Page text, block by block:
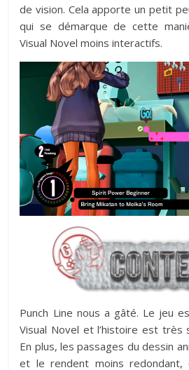
de vision. Cela apporte un petit
qui se démarque de cette
Visual Novel moins interactifs.
Punch Line nous a gâté. Le jeu
Visual Novel et l’histoire est très
En plus, les passages du dessin
et le rendent moins redondant,